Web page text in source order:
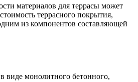
материалов для террасы может
террасного покрытия,
из компонентов составляющей
виде монолитного бетонного,